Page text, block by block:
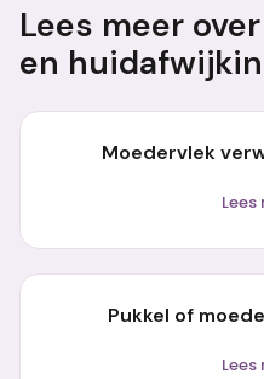
Lees meer
en
Moedervlek
Pukkel of